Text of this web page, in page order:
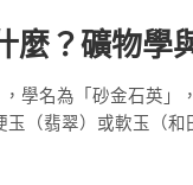
麼？礦物學
學名為「砂金石英
（翡翠）或軟玉（